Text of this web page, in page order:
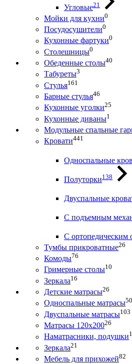
Угловые21
Мойки для кухни0
Посудосушители0
Кухонные фартуки0
Столешницы0
Обеденные столы40
Табуреты3
Стулья161
Барные стулья46
Кухонные уголки25
Кухонные диваны1
Модульные спальные
Кровати441
Односпальные
Полуторки138
Двуспальные
С подъемным
С ортопедическим
Тумбы прикроватные26
Комоды76
Гримерные столы10
Зеркала16
Детские матрасы26
Односпальные матрасы50
Двуспальные матрасы103
Матрасы 120х20026
Наматрасники, подушки
Зеркала21
Мебель для прихожей82